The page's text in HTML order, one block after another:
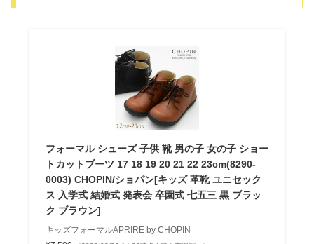
フォーマル シューズ 子供 靴 男の子 女の子 ショー
トカットブーツ 17 18 19 20 21 22 23cm(8290-
0003) CHOPIN/ショパン[キッズ 革靴 ユニセック
ス 入学式 結婚式 発表会 卒園式 七五三 黒 ブラッ
ク ブラウン]
キッズフォーマルAPRIRE by CHOPIN